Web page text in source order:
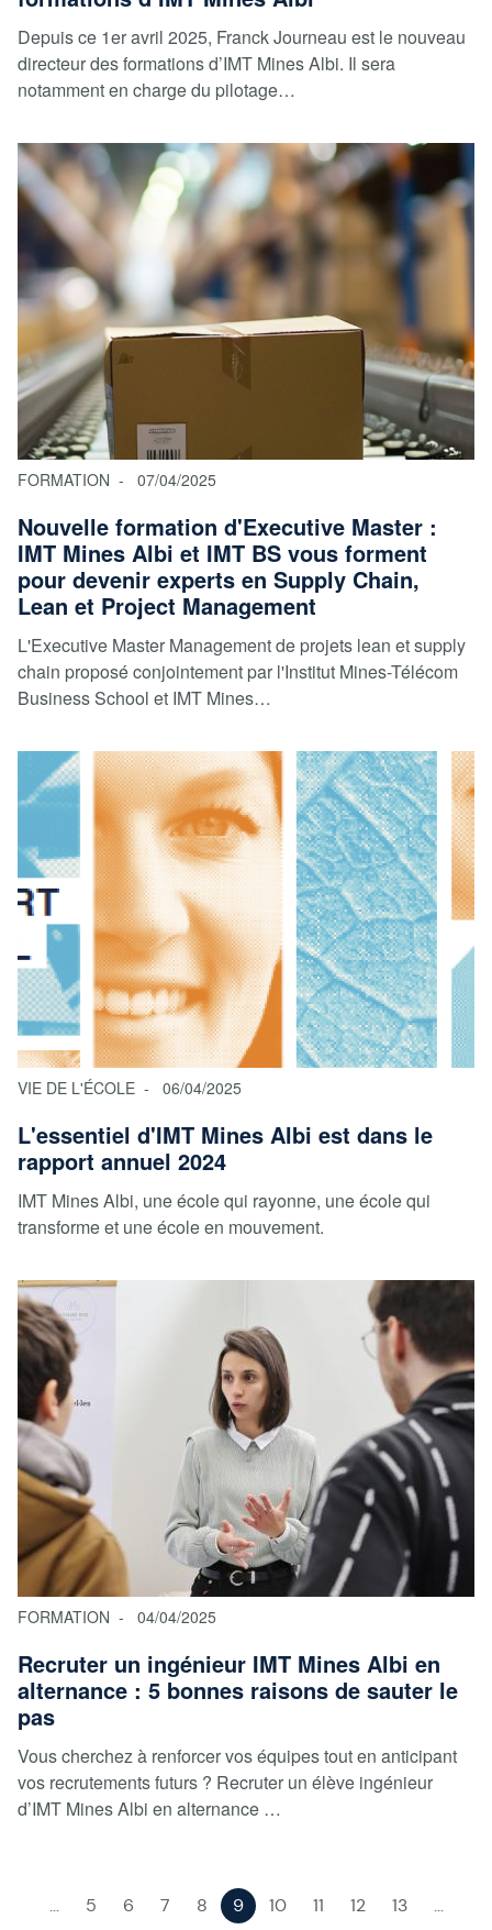
Depuis ce 1er avril 2025, Franck Journeau est le nouveau
directeur des formations d’IMT Mines Albi. Il sera
notamment en charge du pilotage…
FORMATION 07/04/2025
Nouvelle formation d'Executive Master :
IMT Mines Albi et IMT BS vous forment
pour devenir experts en Supply Chain,
Lean et Project Management
L'Executive Master Management de projets lean et supply
chain proposé conjointement par l'Institut Mines-Télécom
Business School et IMT Mines…
VIE DE L'ÉCOLE 06/04/2025
L'essentiel d'IMT Mines Albi est dans le
rapport annuel 2024
IMT Mines Albi, une école qui rayonne, une école qui
transforme et une école en mouvement.
FORMATION 04/04/2025
Recruter un ingénieur IMT Mines Albi en
alternance : 5 bonnes raisons de sauter le
pas
Vous cherchez à renforcer vos équipes tout en anticipant
vos recrutements futurs ? Recruter un élève ingénieur
d’IMT Mines Albi en alternance …
Pagination
Page
… Page
5 Page
6 Page
7 Page
8
Page
9 Page
10 Page
11 Page
12 Page
13 …